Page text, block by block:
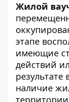
Жилой
этапе
имеющие
действий
наличие